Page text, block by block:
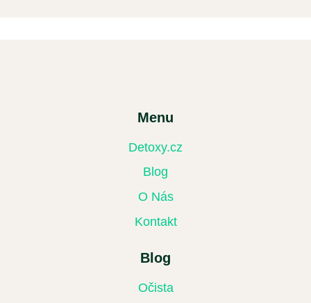
Menu
Detoxy.cz
Blog
O Nás
Kontakt
Blog
Očista